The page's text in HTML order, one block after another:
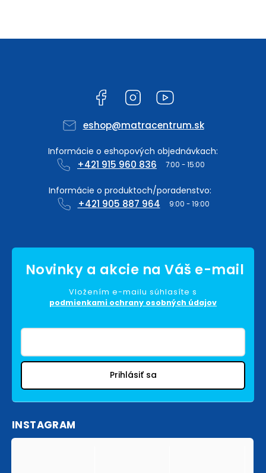
Facebook Instagram
eshop@matracentrum.sk
+421 915 960 836
+421 905 887 964
Vložením e-mailu súhlasíte s
podmienkami ochrany osobných údajov
Prihlásiť sa
INSTAGRAM